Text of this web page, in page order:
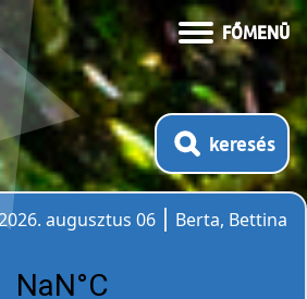
FŐMENÜ
keresés
augusztus 06
Berta, Bettina